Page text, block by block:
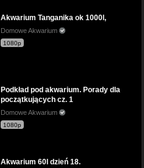
Akwarium Tanganika ok 1000l,
Domowe Akwarium
1080p
Podkład pod akwarium. Porady dla
początkujących cz. 1
Domowe Akwarium
1080p
Akwarium 60l dzień 18.